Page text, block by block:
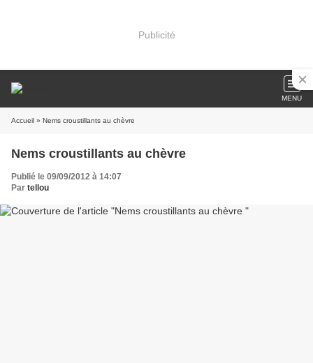
Publicité
MENU
Accueil » Nems croustillants au chèvre
Nems croustillants au chèvre
Publié le 09/09/2012 à 14:07
Par tellou